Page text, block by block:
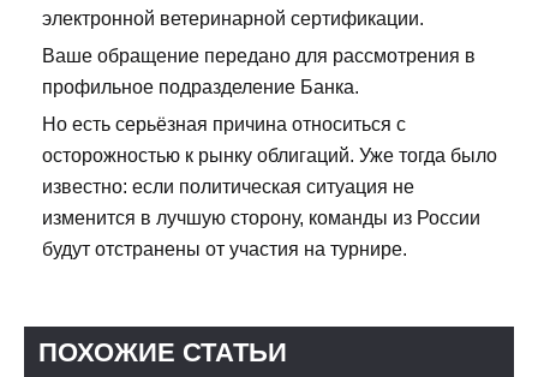
электронной ветеринарной сертификации.
Ваше обращение передано для рассмотрения в
профильное подразделение Банка.
Но есть серьёзная причина относиться с
осторожностью к рынку облигаций. Уже тогда было
известно: если политическая ситуация не
изменится в лучшую сторону, команды из России
будут отстранены от участия на турнире.
ПОХОЖИЕ СТАТЬИ